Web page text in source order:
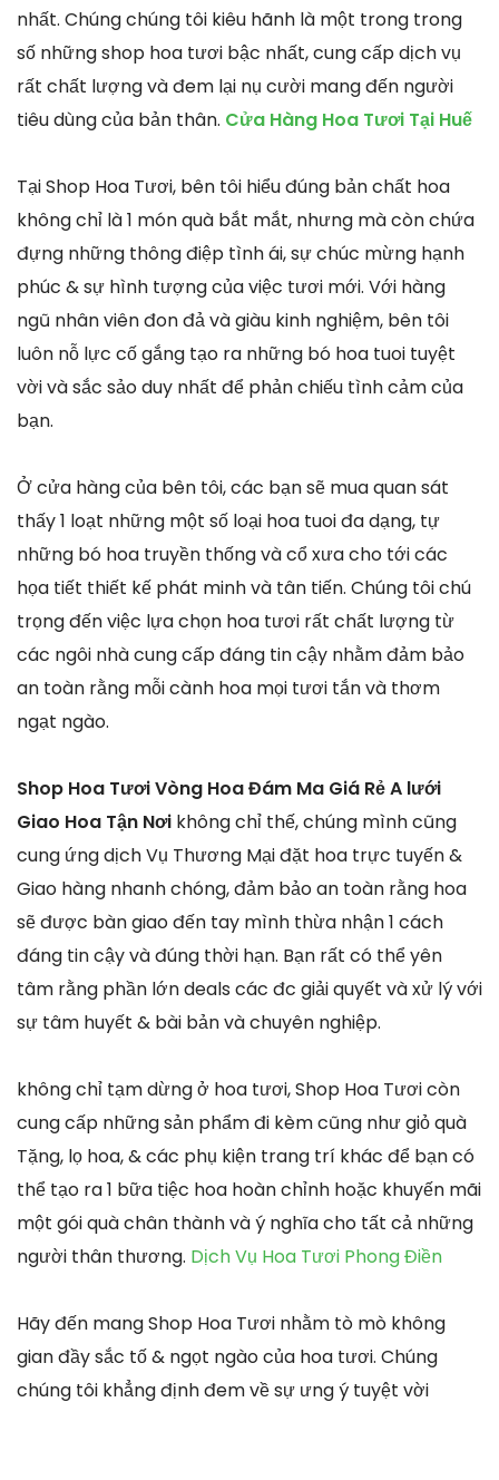
nhất. Chúng chúng tôi kiêu hãnh là một trong trong
số những shop hoa tươi bậc nhất, cung cấp dịch vụ
rất chất lượng và đem lại nụ cười mang đến người
tiêu dùng của bản thân. Cửa Hàng Hoa Tươi Tại Huế
Tại Shop Hoa Tươi, bên tôi hiểu đúng bản chất hoa
không chỉ là 1 món quà bắt mắt, nhưng mà còn chứa
đựng những thông điệp tình ái, sự chúc mừng hạnh
phúc & sự hình tượng của việc tươi mới. Với hàng
ngũ nhân viên đon đả và giàu kinh nghiệm, bên tôi
luôn nỗ lực cố gắng tạo ra những bó hoa tuoi tuyệt
vời và sắc sảo duy nhất để phản chiếu tình cảm của
bạn.
Ở cửa hàng của bên tôi, các bạn sẽ mua quan sát
thấy 1 loạt những một số loại hoa tuoi đa dạng, tự
những bó hoa truyền thống và cổ xưa cho tới các
họa tiết thiết kế phát minh và tân tiến. Chúng tôi chú
trọng đến việc lựa chọn hoa tươi rất chất lượng từ
các ngôi nhà cung cấp đáng tin cậy nhằm đảm bảo
an toàn rằng mỗi cành hoa mọi tươi tắn và thơm
ngạt ngào.
Shop Hoa Tươi Vòng Hoa Đám Ma Giá Rẻ A lưới
Giao Hoa Tận Nơi không chỉ thế, chúng mình cũng
cung ứng dịch Vụ Thương Mại đặt hoa trực tuyến &
Giao hàng nhanh chóng, đảm bảo an toàn rằng hoa
sẽ được bàn giao đến tay mình thừa nhận 1 cách
đáng tin cậy và đúng thời hạn. Bạn rất có thể yên
tâm rằng phần lớn deals các đc giải quyết và xử lý với
sự tâm huyết & bài bản và chuyên nghiệp.
không chỉ tạm dừng ở hoa tươi, Shop Hoa Tươi còn
cung cấp những sản phẩm đi kèm cũng như giỏ quà
Tặng, lọ hoa, & các phụ kiện trang trí khác để bạn có
thể tạo ra 1 bữa tiệc hoa hoàn chỉnh hoặc khuyến mãi
một gói quà chân thành và ý nghĩa cho tất cả những
người thân thương. Dịch Vụ Hoa Tươi Phong Điền
Hãy đến mang Shop Hoa Tươi nhằm tò mò không
gian đầy sắc tố & ngọt ngào của hoa tươi. Chúng
chúng tôi khẳng định đem về sự ưng ý tuyệt vời